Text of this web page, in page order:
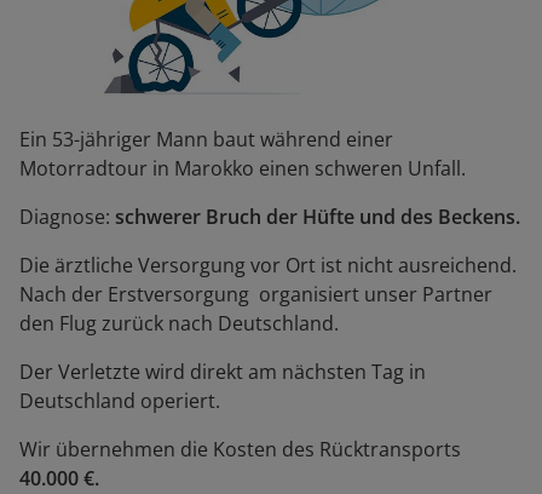
Ein 53-jähriger Mann baut während einer
Motorradtour in Marokko einen schweren Unfall.
Diagnose: schwerer Bruch der Hüfte und des Beckens.
Die ärztliche Versorgung vor Ort ist nicht ausreichend.
Nach der Erstversorgung organisiert unser Partner
den Flug zurück nach Deutschland.
Der Verletzte wird direkt am nächsten Tag in
Deutschland operiert.
Wir übernehmen die Kosten des Rücktransports
40.000 €.